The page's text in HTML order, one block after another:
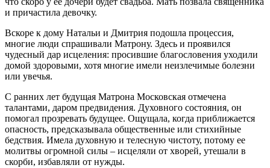
и причастила девочку.
Вскоре к дому Натальи и Дмитрия подошла процессия,
многие люди спрашивали Матрону. Здесь и проявился
чудесный дар исцеления: просившие благословения уходили
домой здоровыми, хотя многие имели неизлечимые болезни
или увечья.
С ранних лет будущая Матрона Московская отмечена
талантами, даром предвидения. Духовного состояния, он
помогал прозревать будущее. Ощущала, когда приближается
опасность, предсказывала общественные или стихийные
бедствия. Имела духовную и телесную чистоту, потому ее
молитвы огромной силы – исцеляли от хворей, утешали в
скорби, избавляли от нужды.